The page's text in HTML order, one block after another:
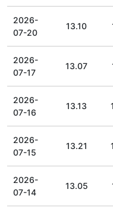
2026-
07-20
13.10
2026-
07-17
13.07
2026-
07-16
13.13
2026-
07-15
13.21
2026-
07-14
13.05